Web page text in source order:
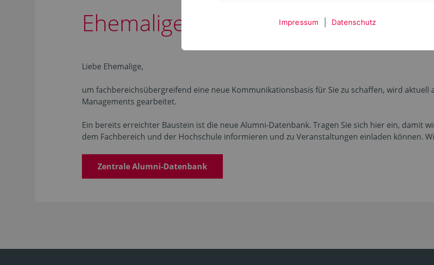
Ehemalige Studierende
Liebe Ehemalige,
um fachbereichsübergreifend eine neue Kommunikationsbasis für Sie zu schaffen, wird
Managements gearbeitet.
Ein bereits erreichter Baustein ist die neue Alumni-Datenbank. Tragen Sie sich hier ein, damit
dem Fachbereich und der Hochschule informieren und zu Veranstaltungen einladen können.
Zentrale Alumni-Datenbank
Impressum Datenschutz